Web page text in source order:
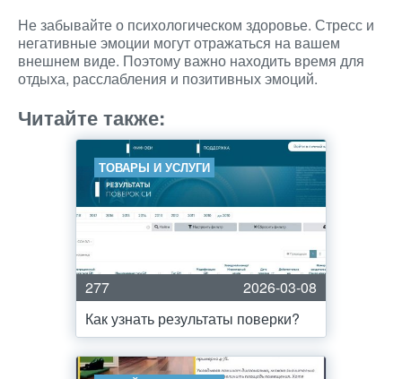
Не забывайте о психологическом здоровье. Стресс и
негативные эмоции могут отражаться на вашем
внешнем виде. Поэтому важно находить время для
отдыха, расслабления и позитивных эмоций.
Читайте также:
ТОВАРЫ И УСЛУГИ
277
2026-03-08
Как узнать результаты поверки?